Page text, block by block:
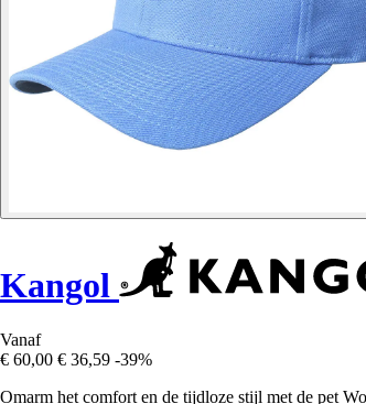
Kangol
Vanaf
€ 60,00 € 36,59 -39%
Omarm het comfort en de tijdloze stijl met de pet